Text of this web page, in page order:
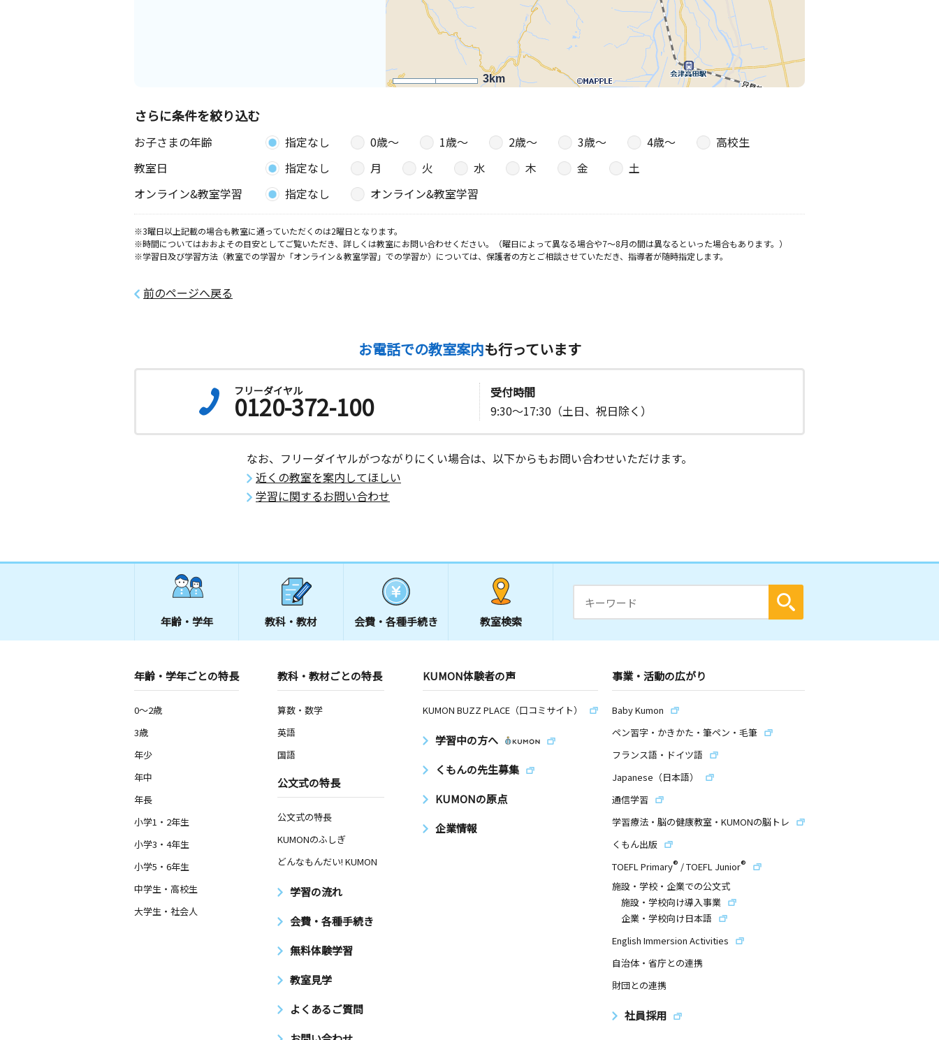
3km
さらに条件を絞り込む
お子さまの年齢 指定なし 0歳〜 1歳〜 2歳〜 3歳〜 4歳〜
高校生
教室日
指定なし 月 火 水 木 金
土
オンライン&教室学習
指定なし オンライン&教室学習
※3曜日以上記載の場合も教室に通っていただくのは2曜日となります。
※時間についてはおおよその目安としてご覧いただき、詳しくは教室にお問い合わせください。（曜日によって異なる場合や7～8月の間は異なるといった場合もあります。）
※学習日及び学習方法（教室での学習か「オンライン＆教室学習」での学習か）については、保護者の方とご相談させていただき、指導者が随時指定します。
前のページへ戻る
お電話での教室案内も行っています
フリーダイヤル
0120-372-100
受付時間
9:30～17:30（土日、祝日除く）
なお、フリーダイヤルがつながりにくい場合は、以下からもお問い合わせいただけます。
近くの教室を案内してほしい
学習に関するお問い合わせ
年齢・学年 教科・教材 会費・ 各種手続き 教室検索
年齢・学年ごとの特長
0～2歳
3歳
年少
年中
年長
小学1・2年生
小学3・4年生
小学5・6年生
中学生・高校生
大学生・社会人
教科・教材ごとの特長
算数・数学
英語
国語
公文式の特長
公文式の特長
KUMONのふしぎ
どんなもんだい! KUMON
学習の流れ
会費・各種手続き
無料体験学習
教室見学
よくあるご質問
KUMON体験者の声
KUMON BUZZ PLACE（口コミサイト）
学習中の方へ
くもんの先生募集
KUMONの原点
企業情報
事業・活動の広がり
Baby Kumon
ペン習字・かきかた・筆ペン・毛筆
フランス語・ドイツ語
Japanese（日本語）
通信学習
学習療法・脳の健康教室・KUMONの脳トレ
くもん出版
TOEFL Primary® /TOEFL Junior®
施設・学校・企業での公文式
施設・学校向け導入事業
企業・学校向け日本語
English Immersion Activities
自治体・省庁との連携
財団との連携
社員採用